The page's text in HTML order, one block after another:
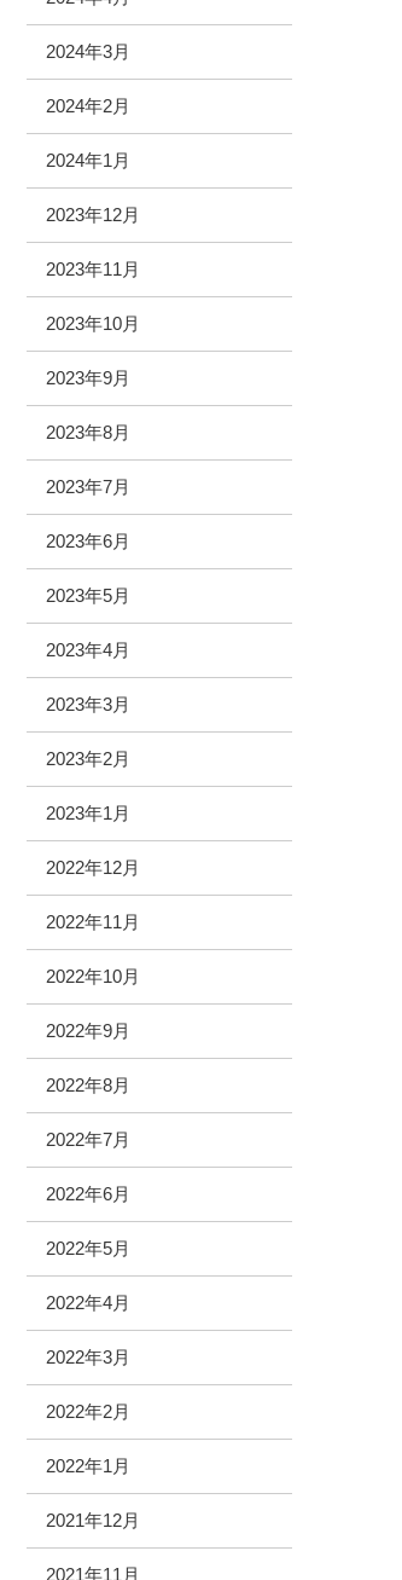
2024年3月
2024年2月
2024年1月
2023年12月
2023年11月
2023年10月
2023年9月
2023年8月
2023年7月
2023年6月
2023年5月
2023年4月
2023年3月
2023年2月
2023年1月
2022年12月
2022年11月
2022年10月
2022年9月
2022年8月
2022年7月
2022年6月
2022年5月
2022年4月
2022年3月
2022年2月
2022年1月
2021年12月
2021年11月